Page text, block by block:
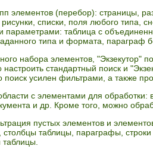
элементов (перебор): страницы,
рисунки, списки, поля любого типа,
параметрами: таблица с
типа и формата, параграф
набора элементов, "Экзекутор"
настроить стандартный поиск и
поиск усилен фильтрами, а также
с элементами для
и др. Кроме того, можно
пустых элементов и
столбцы таблицы, параграфы,
таблицы.